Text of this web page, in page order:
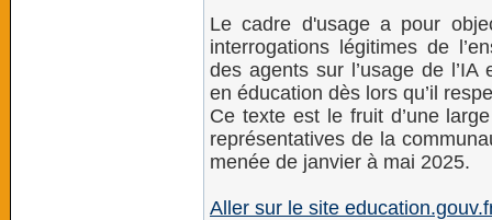
Le cadre d'usage a pour
interrogations légitimes de
des agents sur l’usage de
en éducation dès lors qu’il
Ce texte est le fruit d’une
représentatives de la
menée de janvier à mai 2025.
Aller sur le site